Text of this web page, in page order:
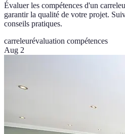
Évaluer les compétences d'un
garantir la qualité de votre projet.
conseils pratiques.
carreleurévaluation compétences
Aug 2